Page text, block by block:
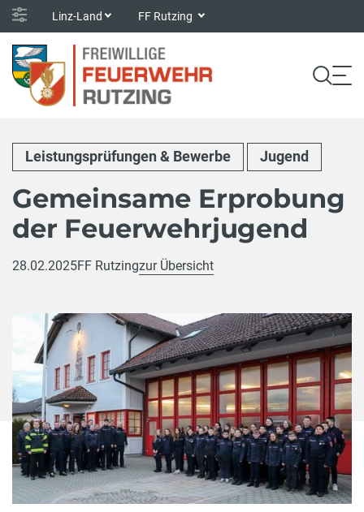
Linz-Land FF Rutzing
Leistungsprüfungen & Bewerbe Jugend
Gemeinsame Erprobung
der Feuerwehrjugend
28.02.2025FF Rutzingzur Übersicht